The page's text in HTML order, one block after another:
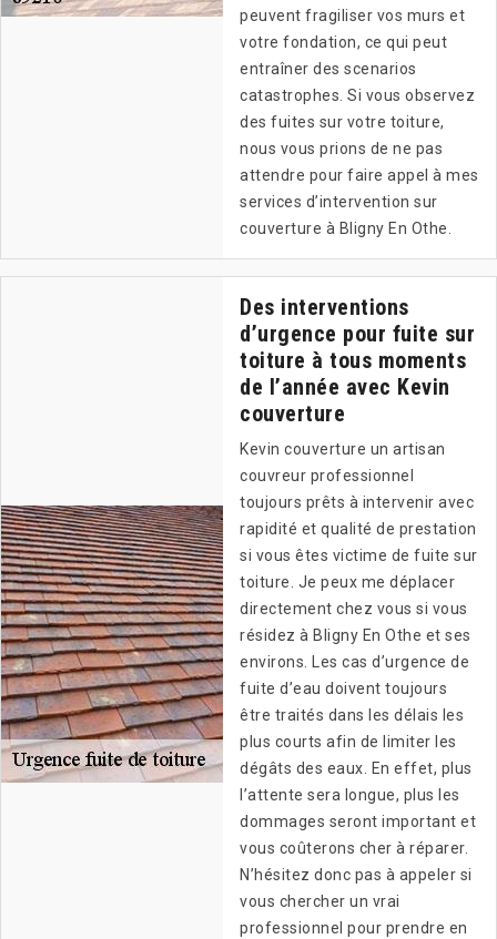
peuvent fragiliser vos murs et
votre fondation, ce qui peut
entraîner des scenarios
catastrophes. Si vous observez
des fuites sur votre toiture,
nous vous prions de ne pas
attendre pour faire appel à mes
services d’intervention sur
couverture à Bligny En Othe.
Des interventions
d’urgence pour fuite sur
toiture à tous moments
de l’année avec Kevin
couverture
Kevin couverture un artisan
couvreur professionnel
toujours prêts à intervenir avec
rapidité et qualité de prestation
si vous êtes victime de fuite sur
toiture. Je peux me déplacer
directement chez vous si vous
résidez à Bligny En Othe et ses
environs. Les cas d’urgence de
fuite d’eau doivent toujours
être traités dans les délais les
plus courts afin de limiter les
dégâts des eaux. En effet, plus
l’attente sera longue, plus les
dommages seront important et
vous coûterons cher à réparer.
N’hésitez donc pas à appeler si
vous chercher un vrai
professionnel pour prendre en